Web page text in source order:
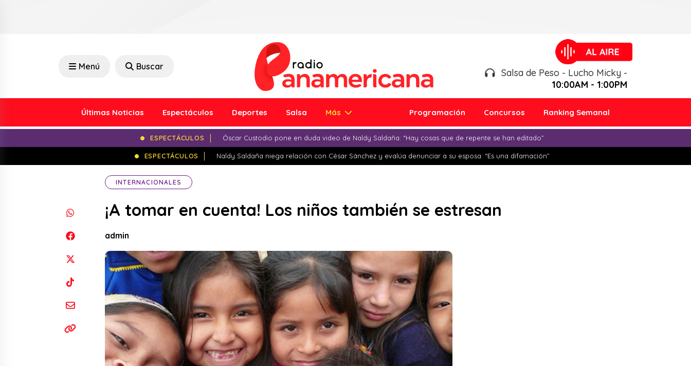
Menú Buscar
Salsa de Peso - Lucho Micky -
10:00AM - 1:00PM
Últimas Noticias Espectáculos Deportes Salsa Más Programación Concursos Ranking Semanal
ESPECTÁCULOS Óscar Custodio pone en duda video de Naldy Saldaña: “Hay cosas que de repente se han editado”
ESPECTÁCULOS Naldy Saldaña niega relación con César Sánchez y evalúa denunciar a su esposa: “Es una difamación”
INTERNACIONALES
¡A tomar en cuenta! Los niños también se estresan
admin